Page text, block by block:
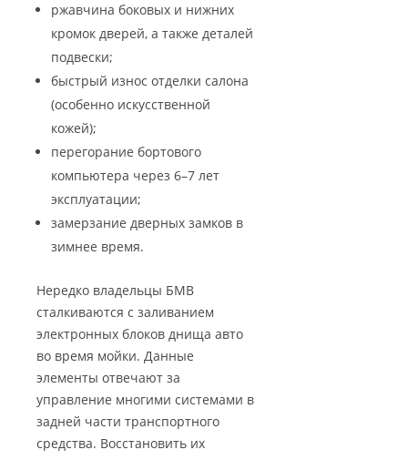
ржавчина боковых и нижних
кромок дверей, а также деталей
подвески;
быстрый износ отделки салона
(особенно искусственной
кожей);
перегорание бортового
компьютера через 6–7 лет
эксплуатации;
замерзание дверных замков в
зимнее время.
Нередко владельцы БМВ
сталкиваются с заливанием
электронных блоков днища авто
во время мойки. Данные
элементы отвечают за
управление многими системами в
задней части транспортного
средства. Восстановить их